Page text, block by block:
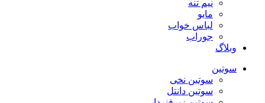
نیم تنه
مایو
لباس خواب
جوراب
وبلاگ
سوتین
سوتین نخی
سوتین دانتل